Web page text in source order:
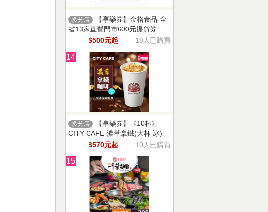
多分店
【享樂券】金格食品-全
省13家直營門市600元提貨券
$500元起
18人已購買
14
多分店
【享樂券】《10杯》
CITY CAFE-濃萃拿鐵(大杯-冰)
$570元起
10人已購買
15